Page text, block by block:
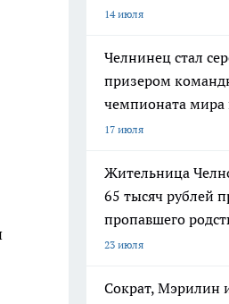
14 июля
Челнинец стал
призером
чемпионата мира
17 июля
Жительница
65 тысяч рублей
пропавшего
23 июля
Сократ, Мэрилин